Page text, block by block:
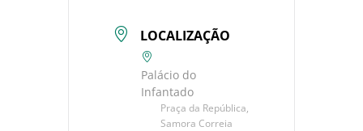
LOCALIZAÇÃO
Palácio do
Infantado
Praça da República,
Samora Correia